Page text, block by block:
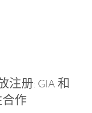
注册: GIA 和
合作